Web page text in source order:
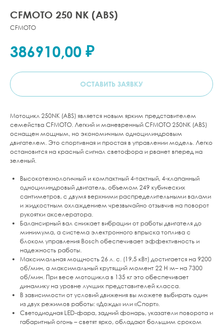
CFMOTO 250 NK (ABS)
CFMOTO
386910,00 ₽
ОСТАВИТЬ ЗАЯВКУ
Мотоцикл 250NK (ABS) является новым ярким представителем
семейства CFMOTO. Легкий и маневренный CFMOTO 250NK (ABS)
оснащен мощным, но экономичным одноцилиндровым
двигателем. Это спортивная и простая в управлении модель. Легко
остановится на красный сигнал светофора и рванет вперед на
зеленый.
Высокотехнологичный и компактный 4-тактный, 4-клапанный
одноцилиндровый двигатель, объемом 249 кубических
сантиметров, с двумя верхними распределительными валами
и жидкостным охлаждением чрезвычайно отзывчив на поворот
рукоятки акселератора.
Балансирный вал снижает вибрации от работы двигателя до
минимума, а система электронного впрыска топлива с
блоком управления Bosch обеспечивает эффективность и
надежность работы.
Максимальная мощность 26 л. с. (19,5 кВт) достигается на 9200
об/мин, а максимальный крутящий момент 22 Н·м– на 7300
об/мин. При весе мотоцикла в 135 кг это обеспечивает
динамику на уровне лучших представителей класса.
В зависимости от условий движения вы можете выбирать один
из двух режимов работы: «Дождь» или «Спорт».
Светодиодная LED-фара, задний фонарь, указатели поворота и
габаритный огонь – светят ярко, обладают большим сроком